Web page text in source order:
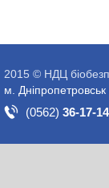
2015 © НДЦ
м.
(0562) 36-17-14